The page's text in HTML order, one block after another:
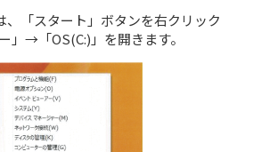
、「スタート」ボタンを右クリック
→「OS(C:)」を開きます。